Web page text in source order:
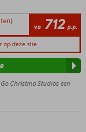
va 712 p.p.
op deze site
Christina Studios een